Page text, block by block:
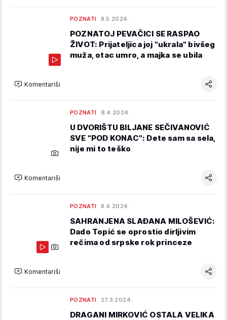
POZNATI 8.5.2024.
POZNATOJ PEVAČICI SE RASPAO
ŽIVOT: Prijateljica joj "ukrala" bivšeg
muža, otac umro, a majka se ubila
Komentariši
POZNATI 9.4.2024.
U DVORIŠTU BILJANE SEČIVANOVIĆ
SVE "POD KONAC": Dete sam sa sela,
nije mi to teško
Komentariši
POZNATI 8.4.2024.
SAHRANJENA SLAĐANA MILOŠEVIĆ:
Dado Topić se oprostio dirljivim
rečima od srpske rok princeze
Komentariši
POZNATI 27.3.2024.
DRAGANI MIRKOVIĆ OSTALA VELIKA